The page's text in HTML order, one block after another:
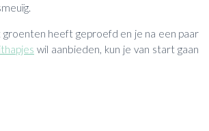
groenten heeft geproefd en je na een paar
wil aanbieden, kun je van start gaan